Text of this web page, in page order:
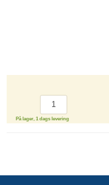
På lager, 1 dags levering